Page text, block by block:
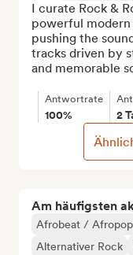
Am häufigsten
Afrobeat / Afropop
Alternativer Rock
I curate Rock &
powerful
pushing the
tracks driven by
and memorable
Antwortrate
100% 2